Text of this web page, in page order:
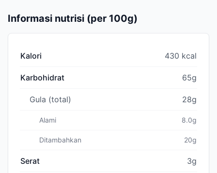
Informasi nutrisi (per 100g)
Kalori 430 kcal
Karbohidrat 65g
Gula (total) 28g
Alami 8.0g
Ditambahkan 20g
Serat 3g